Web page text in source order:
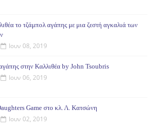
το τζάμπολ αγάπης με μια ζεστή αγκαλιά των
Ιουν 08, 2019
στην Καλλιθέα by John Tsoubris
Ιουν 06, 2019
Game στο κλ. Λ. Κατσώνη
Ιουν 02, 2019